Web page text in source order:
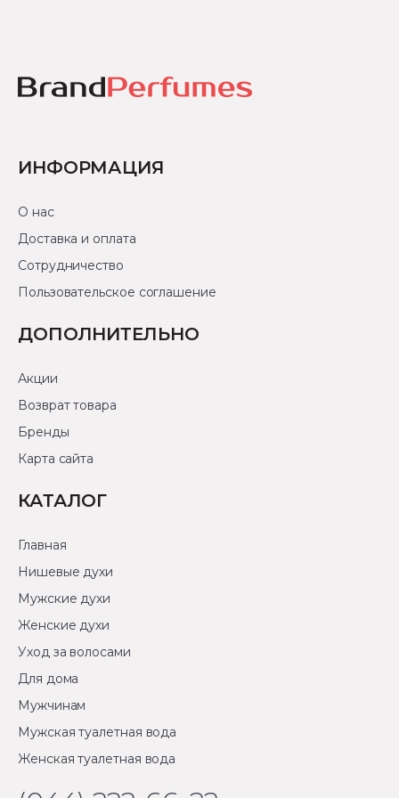
ИНФОРМАЦИЯ
О нас
Доставка и оплата
Сотрудничество
Пользовательское соглашение
ДОПОЛНИТЕЛЬНО
Акции
Возврат товара
Бренды
Карта сайта
КАТАЛОГ
Главная
Нишевые духи
Мужские духи
Женские духи
Уход за волосами
Для дома
Мужчинам
Мужская туалетная вода
Женская туалетная вода